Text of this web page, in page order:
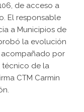
de acceso a
El responsable
a Municipios de
la evolución
acompañado por
técnico de la
CTM Carmin